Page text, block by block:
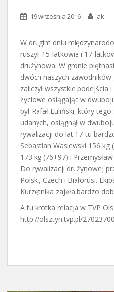
19 września 2016 ak
W drugim dniu
ruszyli 15-latkowie i 17-
drużynowa. W gronie
dwóch naszych zawodników
zaliczył wszystkie podejścia
życiowe osiągając w
był Rafał Luliński, który
udanych, osiągnął w
rywalizacji do lat 17-tu
Sebastian Wasiewski 156 kg
173 kg (76+97) i
Do rywalizacji drużynowej
Polski, Czech i Białorusi.
Kurzętnika zajęła bardzo
A tu krótka relacja w TVP
http://olsztyn.tvp.pl/